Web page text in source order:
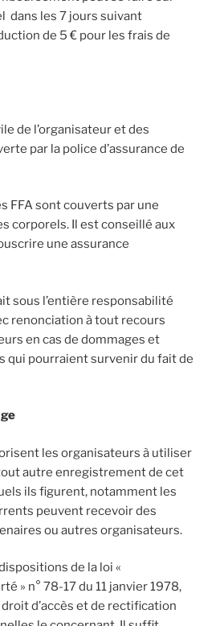
dans les 7 jours suivant
de 5 € pour les frais de
de l’organisateur et des
par la police d’assurance de
FFA sont couverts par une
corporels. Il est conseillé aux
une assurance
sous l’entière responsabilité
renonciation à tout recours
en cas de dommages et
qui pourraient survenir du fait de
les organisateurs à utiliser
autre enregistrement de cet
ils figurent, notamment les
peuvent recevoir des
ou autres organisateurs.
de la loi «
» n° 78-17 du 11 janvier 1978,
d’accès et de rectification